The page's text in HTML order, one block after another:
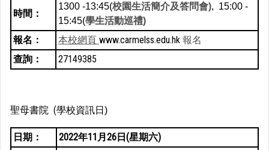
時間：
1300 -13:45(校園生活簡介及答問會), 15:00 -
15:45(學生活動巡禮)
報名： 本校網頁 www.carmelss.edu.hk 報名
查詢： 27149385
聖母書院 (學校資訊日)
日期：
2022年11月26日(星期六)